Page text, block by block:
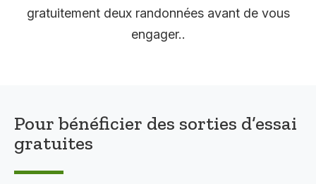
gratuitement deux randonnées avant de vous
engager..
Pour bénéficier des sorties d’essai
gratuites